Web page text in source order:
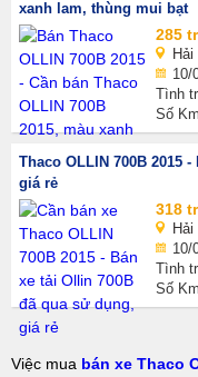
xanh lam, thùng mui bạt
285
10/
Tình
Số Km
Thaco OLLIN 700B 2015
giá rẻ
318
10/
Tình
Số Km
Việc mua bán xe Thaco